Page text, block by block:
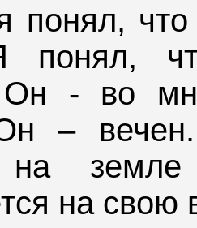
понял,
понял,
Он - во
–
на
на свою